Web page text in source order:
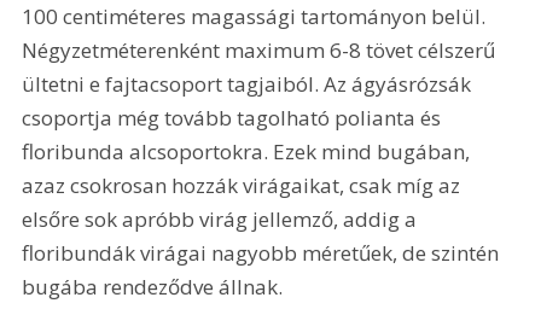
100 centiméteres magassági tartományon belül.
Négyzetméterenként maximum 6-8 tövet célszerű
ültetni e fajtacsoport tagjaiból. Az ágyásrózsák
csoportja még tovább tagolható polianta és
floribunda alcsoportokra. Ezek mind bugában,
azaz csokrosan hozzák virágaikat, csak míg az
elsőre sok apróbb virág jellemző, addig a
floribundák virágai nagyobb méretűek, de szintén
bugába rendeződve állnak.